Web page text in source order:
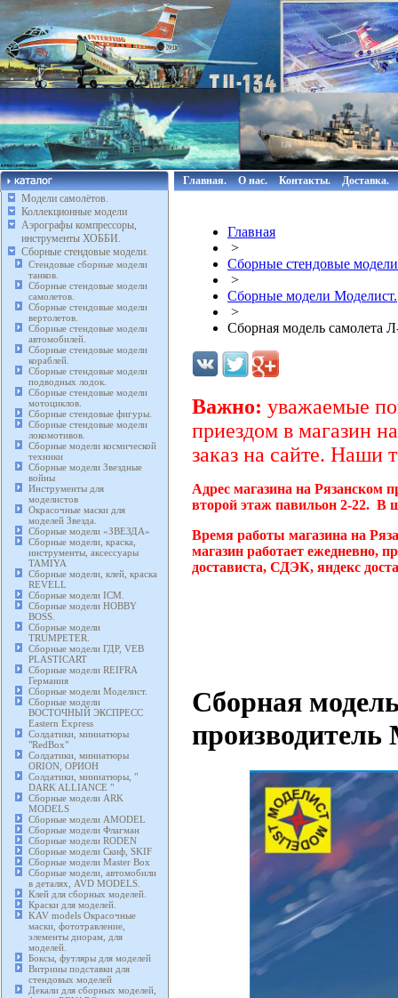
Модели самолётов.
Коллекционные модели
Аэрографы компрессоры,
инструменты ХОББИ.
Сборные стендовые модели.
Стендовые сборные модели
танков.
Сборные стендовые модели
самолетов.
Сборные стендовые модели
вертолетов.
Сборные стендовые модели
автомобилей.
Сборные стендовые модели
кораблей.
Сборные стендовые модели
подводных лодок.
Сборные стендовые модели
мотоциклов.
Сборные стендовые фигуры.
Сборные стендовые модели
локомотивов.
Сборные модели космической
техники
Сборные модели Звездные
войны
Инструменты для
моделистов
Окрасочные маски для
моделей Звезда.
Сборные модели «ЗВЕЗДА»
Сборные модели, краска,
инструменты, аксессуары
TAMIYA
Сборные модели, клей, краска
REVELL
Сборные модели ICM.
Сборные модели HOBBY
BOSS.
Сборные модели
TRUMPETER.
Сборные модели ГДР, VEB
PLASTICART
Сборные модели REIFRA
Германия
Сборные модели Моделист.
Сборные модели
ВОСТОЧНЫЙ ЭКСПРЕСС
Eastern Express
Солдатики, миниатюры
"RedBox"
Солдатики, миниатюры
ORION, ОРИОН
Солдатики, миниатюры, "
DARK ALLIANCE "
Сборные модели ARK
MODELS
Сборные модели AMODEL
Сборные модели Флагман
Сборные модели RODEN
Сборные модели Скиф, SKIF
Сборные модели Master Box
Сборные модели, автомобили
в деталях, AVD MODELS.
Клей для сборных моделей.
Краски для моделей.
KAV models Окрасочные
маски, фототравление,
элементы диорам, для
моделей.
Боксы, футляры для моделей
Витрины подставки для
стендовых моделей
Декали для сборных моделей,
Главная. О нас. Контакты. Доставка.
Главная
>
Сборные стендовые
>
Сборные модели Моделист.
>
Сборная модель самолета
Важно: уважаемые
приездом в магазин
заказ на сайте. Наши
Адрес магазина на Рязанском
второй этаж павильон 2-22. В
Время работы магазина на
магазин работает ежедневно,
достависта, СДЭК, яндекс
Сборная
производитель